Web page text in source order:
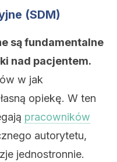
(SDM)
są fundamentalne
nad pacjentem.
w jak
opiekę. W ten
pracowników
autorytetu,
jednostronnie.